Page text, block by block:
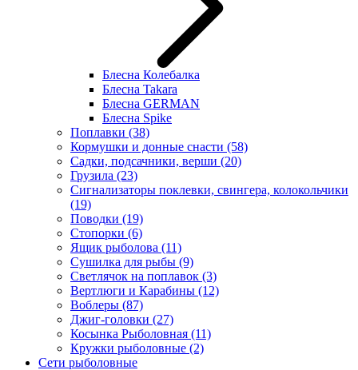
Блесна Колебалка
Блесна Takara
Блесна GERMAN
Блесна Spike
Поплавки (38)
Кормушки и донные снасти (58)
Садки, подсачники, верши (20)
Грузила (23)
Сигнализаторы поклевки, свингера, колокольчики
(19)
Поводки (19)
Стопорки (6)
Ящик рыболова (11)
Сушилка для рыбы (9)
Светлячок на поплавок (3)
Вертлюги и Карабины (12)
Воблеры (87)
Джиг-головки (27)
Косынка Рыболовная (11)
Кружки рыболовные (2)
Сети рыболовные